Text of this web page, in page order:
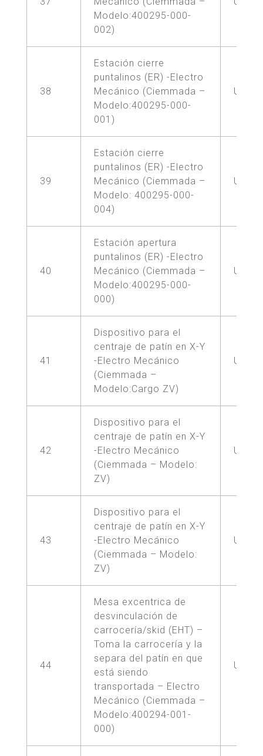
Modelo:400295-000-
002)
38
Estación cierre
puntalinos (ER) -Electro
Mecánico (Ciemmada –
Modelo:400295-000-
001)
UNA
39
Estación cierre
puntalinos (ER) -Electro
Mecánico (Ciemmada –
Modelo: 400295-000-
004)
UNA
40
Estación apertura
puntalinos (ER) -Electro
Mecánico (Ciemmada –
Modelo:400295-000-
000)
UNA
41
Dispositivo para el
centraje de patín en X-Y
-Electro Mecánico
(Ciemmada –
Modelo:Cargo ZV)
UNA
42
Dispositivo para el
centraje de patín en X-Y
-Electro Mecánico
(Ciemmada – Modelo:
ZV)
UNA
43
Dispositivo para el
centraje de patín en X-Y
-Electro Mecánico
(Ciemmada – Modelo:
ZV)
UNA
44
Mesa excentrica de
desvinculación de
carrocería/skid (EHT) –
Toma la carrocería y la
separa del patín en que
está siendo
transportada – Electro
Mecánico (Ciemmada –
Modelo:400294-001-
000)
UNA